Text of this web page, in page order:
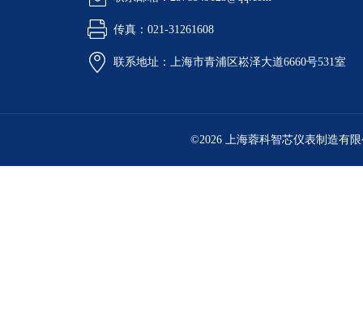
传真：021-31261608
联系地址：上海市青浦区崧泽大道6660号531室
©2026 上海蓉科智芯仪表制造有